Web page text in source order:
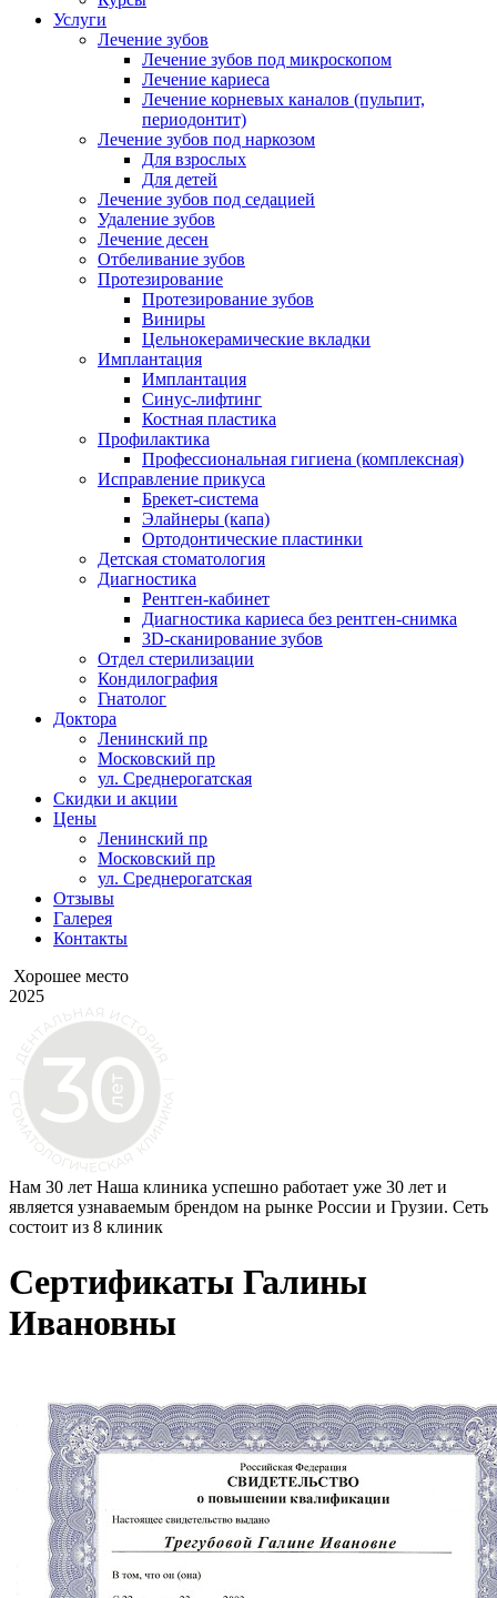
Услуги
Лечение зубов
Лечение зубов под микроскопом
Лечение кариеса
Лечение корневых каналов (пульпит,
периодонтит)
Лечение зубов под наркозом
Для взрослых
Для детей
Лечение зубов под седацией
Удаление зубов
Лечение десен
Отбеливание зубов
Протезирование
Протезирование зубов
Виниры
Цельнокерамические вкладки
Имплантация
Имплантация
Синус-лифтинг
Костная пластика
Профилактика
Профессиональная гигиена (комплексная)
Исправление прикуса
Брекет-система
Элайнеры (капа)
Ортодонтические пластинки
Детская стоматология
Диагностика
Рентген-кабинет
Диагностика кариеса без рентген-снимка
3D-сканирование зубов
Отдел стерилизации
Кондилография
Гнатолог
Доктора
Ленинский пр
Московский пр
ул. Среднерогатская
Скидки и акции
Цены
Ленинский пр
Московский пр
ул. Среднерогатская
Отзывы
Галерея
Контакты
Хорошее место
2025
Нам 30 лет Наша клиника успешно работает уже 30 лет и
является узнаваемым брендом на рынке России и Грузии. Сеть
состоит из 8 клиник
Сертификаты Галины
Ивановны